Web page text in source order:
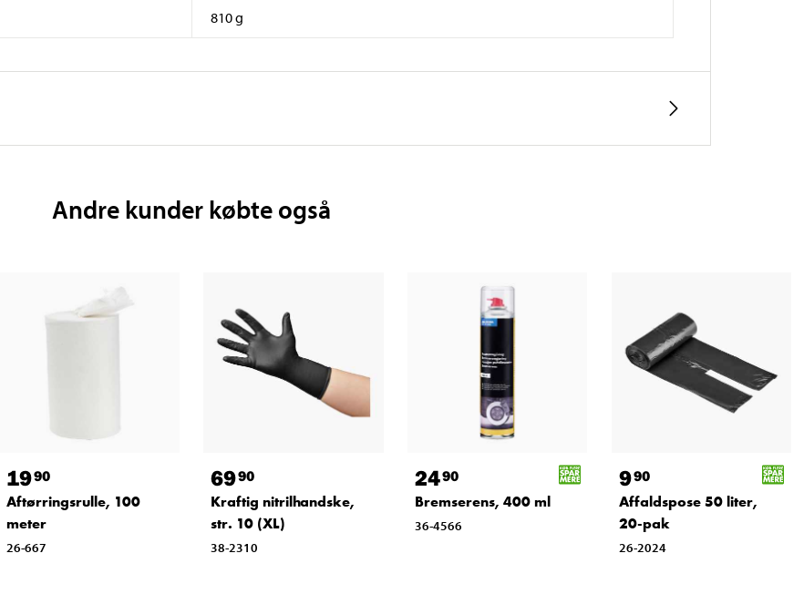
810 g
Andre kunder købte også
1990
Aftørringsrulle, 100
meter
26-667
6990
Kraftig nitrilhandske,
str. 10 (XL)
38-2310
2490
Bremserens, 400 ml
36-4566
990
Affaldspose 50 liter,
20-pak
26-2024